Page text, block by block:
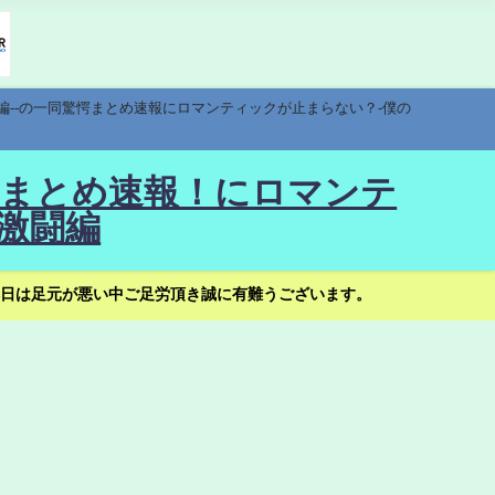
の一同驚愕まとめ速報にロマンティックが止まらない？-僕の
とめ速報！にロマンテ
闘編
足元が悪い中ご足労頂き誠に有難うございます。